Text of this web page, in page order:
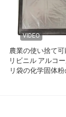
VIDEO
農業の使い捨て可
リビニル アルコ
リ袋の化学固体粉